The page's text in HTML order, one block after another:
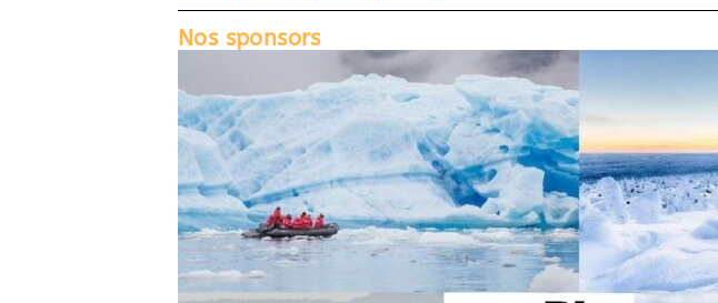
Nos sponsors